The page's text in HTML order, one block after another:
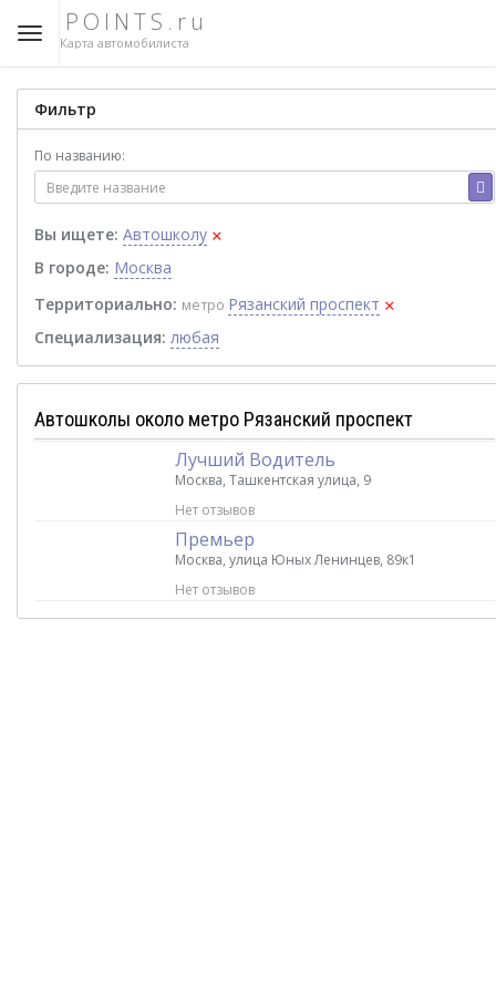
POINTS.ru
Карта автомобилиста
Фильтр
По названию:
Вы ищете: Автошколу ×
В городе: Москва
Территориально: метро Рязанский проспект ×
Специализация: любая
Автошколы около метро Рязанский проспект
Лучший Водитель
Москва, Ташкентская улица, 9
Нет отзывов
Премьер
Москва, улица Юных Ленинцев, 89к1
Нет отзывов